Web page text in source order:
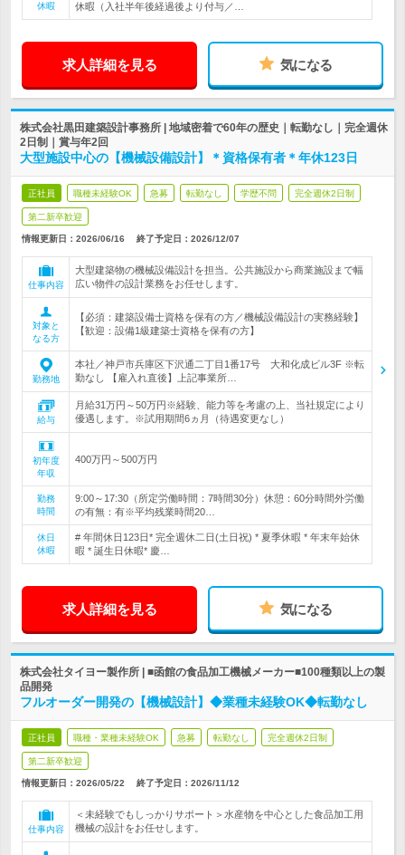
休暇
休暇（入社半年後経過後より付与／…
求人詳細を見る 気になる
株式会社黒田建築設計事務所 | 地域密着で60年の歴史｜転勤なし｜完全週休
2日制｜賞与年2回
大型施設中心の【機械設備設計】＊資格保有者＊年休123日
正社員 職種未経験OK 急募 転勤なし 学歴不問 完全週休2日制
第二新卒歓迎
情報更新日：2026/06/16 終了予定日： 2026/12/07
仕事内容
大型建築物の機械設備設計を担当。公共施設から商業施設まで幅
広い物件の設計業務をお任せします。
対象と
なる方
【必須：建築設備士資格を保有の方／機械設備設計の実務経験】
【歓迎：設備1級建築士資格を保有の方】
勤務地
本社／神戸市兵庫区下沢通二丁目1番17号 大和化成ビル3F ※転
勤なし 【雇入れ直後】上記事業所…
給与
月給31万円～50万円※経験、能力等を考慮の上、当社規定により
優遇します。※試用期間6ヵ月（待遇変更なし）
初年度
年収
400万円～500万円
勤務
時間
9:00～17:30（所定労働時間：7時間30分）休憩：60分時間外労働
の有無：有※平均残業時間20…
休日
休暇
# 年間休日123日* 完全週休二日(土日祝) * 夏季休暇 * 年末年始休
暇 * 誕生日休暇* 慶…
求人詳細を見る 気になる
株式会社タイヨー製作所 | ■函館の食品加工機械メーカー■100種類以上の製
品開発
フルオーダー開発の【機械設計】◆業種未経験OK◆転勤なし
正社員 職種・業種未経験OK 急募 転勤なし 完全週休2日制
第二新卒歓迎
情報更新日：2026/05/22 終了予定日： 2026/11/12
仕事内容
＜未経験でもしっかりサポート＞水産物を中心とした食品加工用
機械の設計をお任せします。